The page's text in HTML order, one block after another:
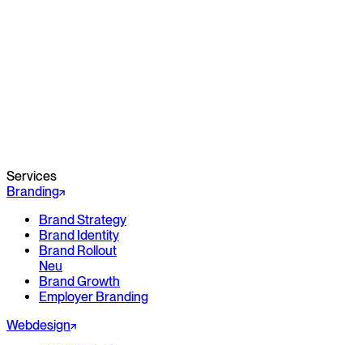
Services
Branding
Brand Strategy
Brand Identity
Brand Rollout
Neu
Brand Growth
Employer Branding
Webdesign